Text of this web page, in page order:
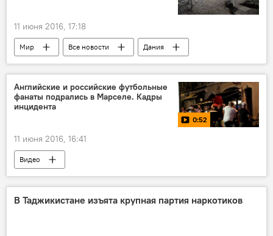
11 июня 2016, 17:18
Мир Все новости
Дания
Марокко
депортация
Английские и российские футбольные
фанаты подрались в Марселе. Кадры
инцидента
0:52
11 июня 2016, 16:41
Видео
В Таджикистане изъята крупная партия наркотиков